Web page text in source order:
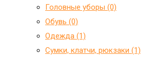
Головные уборы (0)
Обувь (0)
Одежда (1)
Сумки, клатчи, рюкзаки (1)